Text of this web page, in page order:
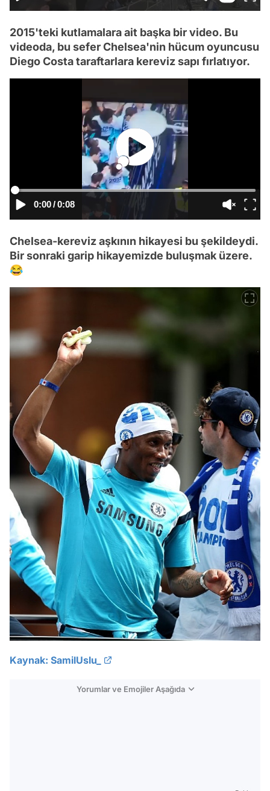
2015'teki kutlamalara ait başka bir video. Bu
videoda, bu sefer Chelsea'nin hücum oyuncusu
Diego Costa taraftarlara kereviz sapı fırlatıyor.
0:00/0:08
Chelsea-kereviz aşkının hikayesi bu şekildeydi.
Bir sonraki garip hikayemizde buluşmak üzere.
😂
Kaynak: SamilUslu_
Yorumlar ve Emojiler Aşağıda